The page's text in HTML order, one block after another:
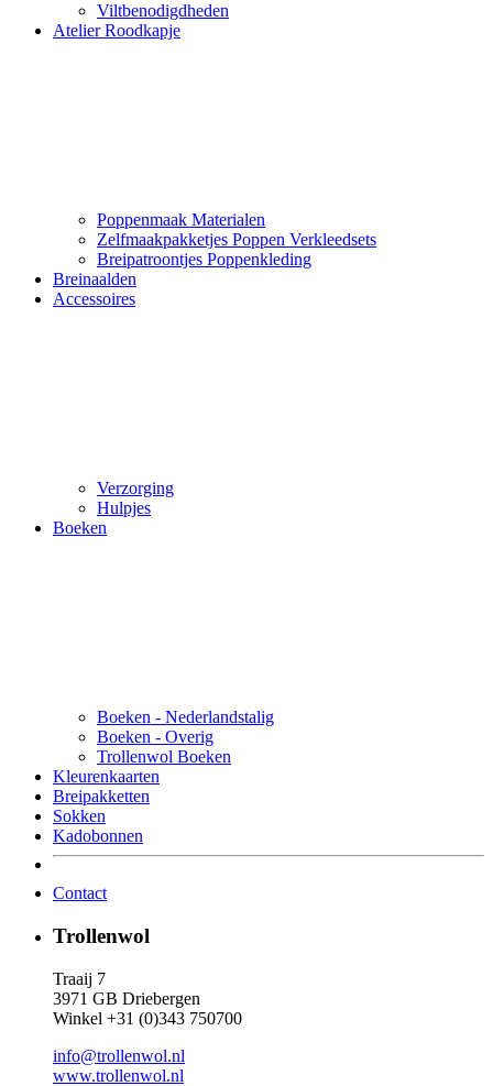
Viltbenodigdheden
Atelier Roodkapje
Poppenmaak Materialen
Zelfmaakpakketjes Poppen Verkleedsets
Breipatroontjes Poppenkleding
Breinaalden
Accessoires
Verzorging
Hulpjes
Boeken
Boeken - Nederlandstalig
Boeken - Overig
Trollenwol Boeken
Kleurenkaarten
Breipakketten
Sokken
Kadobonnen
Contact
Trollenwol
Traaij 7
3971 GB Driebergen
Winkel +31 (0)343 750700
info@trollenwol.nl
www.trollenwol.nl